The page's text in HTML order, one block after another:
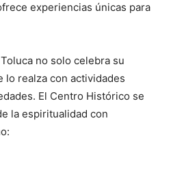
experiencias únicas para
no solo celebra su
lo realza con actividades
El Centro Histórico se
la espiritualidad con